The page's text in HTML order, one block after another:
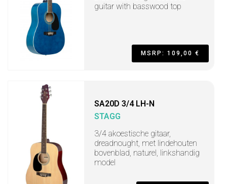
guitar with basswood top
MSRP: 109,00 €
SA20D 3/4 LH-N
STAGG
3/4 akoestische gitaar,
dreadnought, met lindehouten
bovenblad, naturel, linkshandig
model